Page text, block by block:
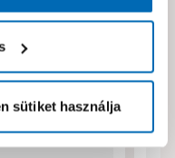
sütiket használja